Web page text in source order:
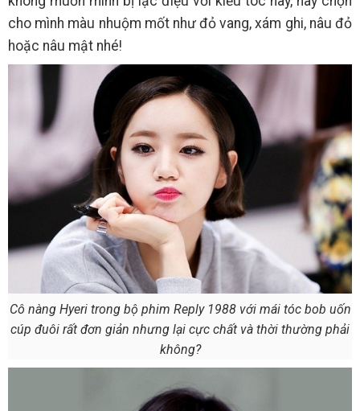
cho mình màu nhuộm mốt như đỏ vang, xám ghi, nâu đỏ
hoặc nâu mật nhé!
Cô nàng Hyeri trong bộ phim Reply 1988 với mái tóc bob uốn
cúp đuôi rất đơn giản nhưng lại cực chất và thời thường phải
không?